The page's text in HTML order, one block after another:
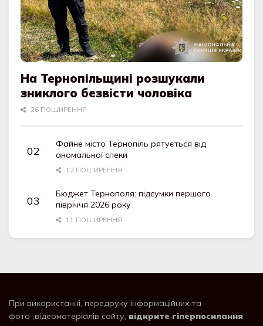
На Тернопільщині розшукали
зниклого безвісти чоловіка
26 ПОШИРЕННЯ
Файне місто Тернопіль рятується від
аномальної спеки
12 ПОШИРЕННЯ
Бюджет Тернополя: підсумки першого
півріччя 2026 року
11 ПОШИРЕННЯ
При використанні, передруку інформаційних та
фото-,відеоматеріалів сайту, відкрите гіперпосилання